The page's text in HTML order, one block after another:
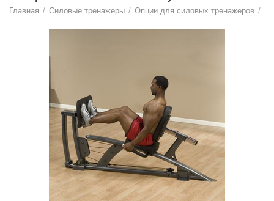
Главная / Силовые тренажеры / Опции для силовых тренажеров /